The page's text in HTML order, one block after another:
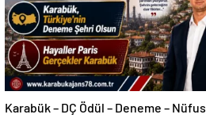
Karabük – DÇ Ödül – Deneme – Nüfus